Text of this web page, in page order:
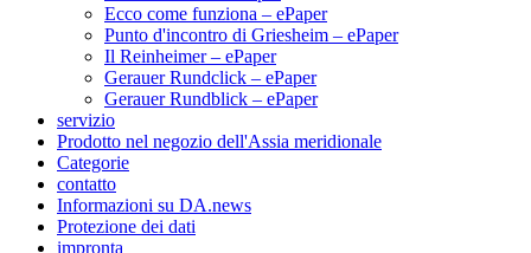
Ecco come funziona – ePaper
Punto d'incontro di Griesheim – ePaper
Il Reinheimer – ePaper
Gerauer Rundclick – ePaper
Gerauer Rundblick – ePaper
servizio
Prodotto nel negozio dell'Assia meridionale
Categorie
contatto
Informazioni su DA.news
Protezione dei dati
impronta